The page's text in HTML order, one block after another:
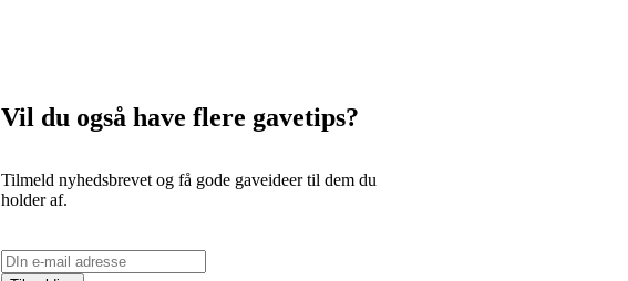
Vil du også have flere gavetips?
Tilmeld nyhedsbrevet og få gode gaveideer til dem du
holder af.